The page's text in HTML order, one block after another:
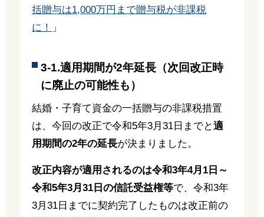
括贈与は1,000万円まで贈与税が非課税
に！
」
3-1.適用期間が2年延長（次回改正時
に廃止の可能性も）
結婚・子育て資金の一括贈与の非課税措置
は、今回の改正で令和5年3月31日までと適
用期間の2年の延長が決まりました。
改正内容が適用されるのは令和3年4月1日～
令和5年3月31日の信託受益権等で、令和3年
3月31日までに契約完了したものは改正前の